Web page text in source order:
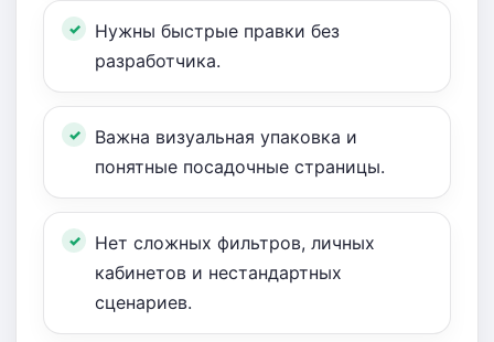
Нужны быстрые правки без
разработчика.
Важна визуальная упаковка и
понятные посадочные страницы.
Нет сложных фильтров, личных
кабинетов и нестандартных
сценариев.